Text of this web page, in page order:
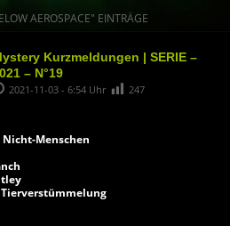
AEROSPACE" EINTRÄGE
Kurzmeldungen | SERIE –
– N°19
2021-11-03 - 6:54 Uhr 247
Menschen
Tierverstümmelung